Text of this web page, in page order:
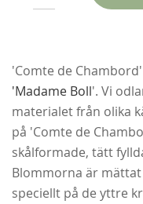
'Comte de
'Madame Boll'. Vi
materialet från olika
på 'Comte de
skålformade, tätt
Blommorna är
speciellt på de yttre